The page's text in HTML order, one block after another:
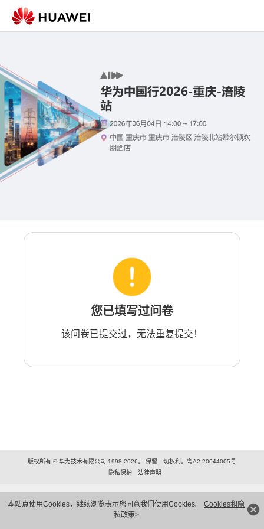
本站点使用Cookies，继续浏览表示您同意我们使用Cookies。 Cookies和隐
私政策>
您已填写过问卷
该问卷已提交过，无法重复提交！
版权所有 © 华为技术有限公司 1998-2026。 保留一切权利。粤A2-20044005号
隐私保护
法律声明